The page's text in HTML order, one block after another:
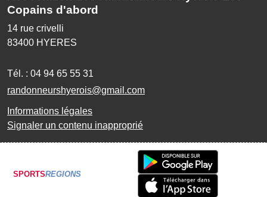
Copains d'abord
14 rue crivelli
83400 HYERES
Tél. : 04 94 65 55 31
randonneurshyerois@gmail.com
Informations légales
Signaler un contenu inapproprié
SPORTSREGIONS